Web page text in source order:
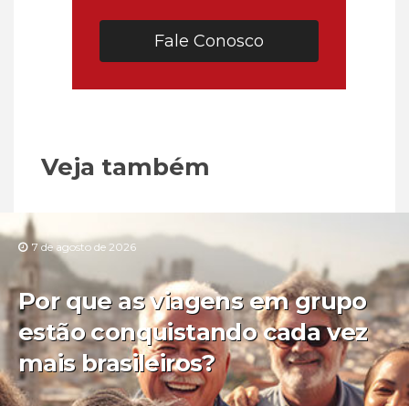
Fale Conosco
Veja também
7 de agosto de 2026
Por que as viagens em grupo
estão conquistando cada vez
mais brasileiros?